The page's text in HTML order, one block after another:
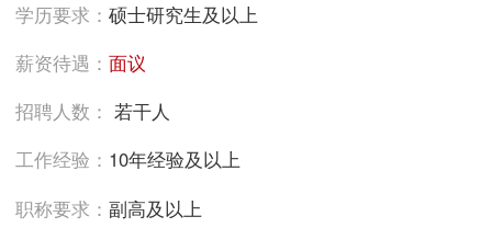
学历要求：硕士研究生及以上
薪资待遇：面议
招聘人数：若干人
工作经验： 10年经验及以上
职称要求：副高及以上